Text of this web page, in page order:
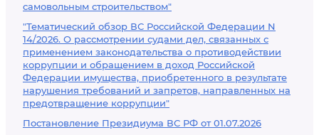
самовольным строительством"
"Тематический обзор ВС Российской Федерации N
14/2026. О рассмотрении судами дел, связанных с
применением законодательства о противодействии
коррупции и обращением в доход Российской
Федерации имущества, приобретенного в результате
нарушения требований и запретов, направленных на
предотвращение коррупции"
Постановление Президиума ВС РФ от 01.07.2026